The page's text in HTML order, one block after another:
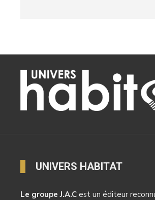
UNIVERS HABITAT
Le groupe J.A.C est un éditeur